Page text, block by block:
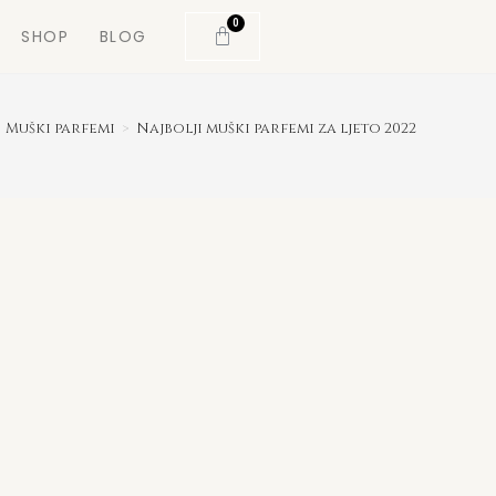
SHOP BLOG
0
Muški parfemi > Najbolji muški parfemi za ljeto 2022